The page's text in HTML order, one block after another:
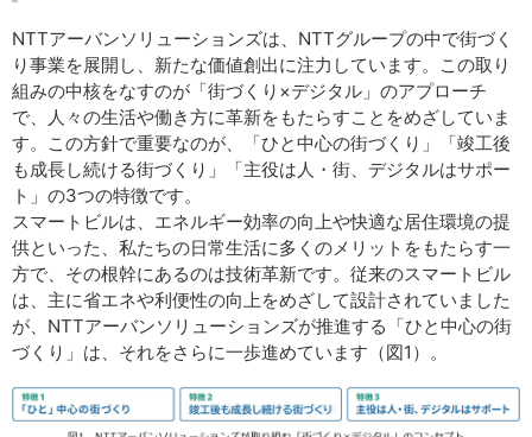
NTTアーバンソリューションズは、NTTグループの中で街づく
り事業を展開し、新たな価値創出に注力しています。この取り
組みの中核をなすのが「街づくり×デジタル」のアプローチ
で、人々の生活や働き方に革新をもたらすことをめざしていま
す。この方針で重要なのが、「ひと中心の街づくり」「竣工後
も成長し続ける街づくり」「主役は人・街、デジタルはサポー
ト」の3つの特徴です。
スマートビルは、エネルギー効率の向上や快適な居住環境の提
供といった、私たちの日常生活に多くのメリットをもたらす一
方で、その根幹にあるのは技術革新です。従来のスマートビル
は、主に省エネや利便性の向上をめざして設計されていました
が、NTTアーバンソリューションズが推進する「ひと中心の街
づくり」は、それをさらに一歩進めています（図1）。